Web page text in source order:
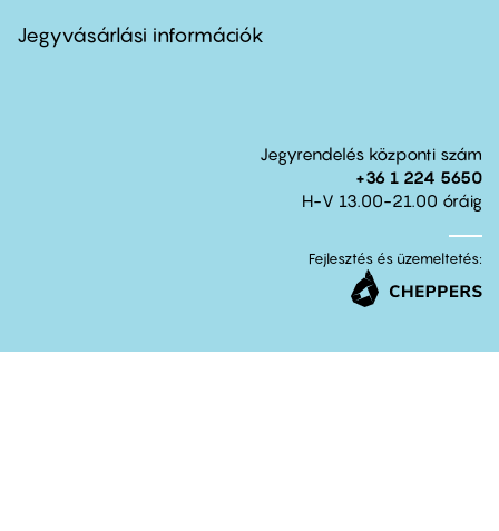
second
Jegyvásárlási információk
Jegyrendelés központi szám
+36 1 224 5650
H-V 13.00-21.00 óráig
Fejlesztés és üzemeltetés: